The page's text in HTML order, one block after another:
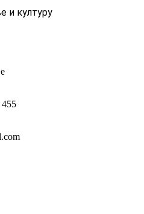
и културу